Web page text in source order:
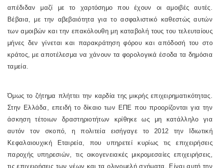
απέδιδαν μαζί με το χαρτόσημο που έχουν οι αμοιβές αυτές.
Βέβαια, με την αβεβαιότητα για το ασφαλιστικό καθεστώς αυτών
των αμοιβών και την επακόλουθη μη καταβολή τους του τελευταίους
μήνες δεν γίνεται και παρακράτηση φόρου και απόδοσή του στο
κράτος, με αποτέλεσμα να χάνουν τα φορολογικά έσοδα τα δημόσια
ταμεία.
Όμως το ζήτημα πλήττει την καρδία της μικρής επιχειρηματικότητας.
Στην Ελλάδα, επειδή το δίκαιο των ΕΠΕ που προορίζονται για την
άσκηση τέτοιων δραστηριοτήτων κρίθηκε ως μη κατάλληλο για
αυτόν τον σκοπό, η πολιτεία εισήγαγε το 2012 την Ιδιωτική
Κεφαλαιουχική Εταιρεία, που υπηρετεί κυρίως τις επιχειρήσεις
παροχής υπηρεσιών, τις οικογενειακές μικρομεσαίες επιχειρήσεις,
τις επιχειρήσεις των νέων και τα ολιγομελή σχήματα. Είναι αυτή την